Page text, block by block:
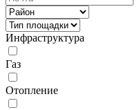
Инфраструктура
Газ
Отопление